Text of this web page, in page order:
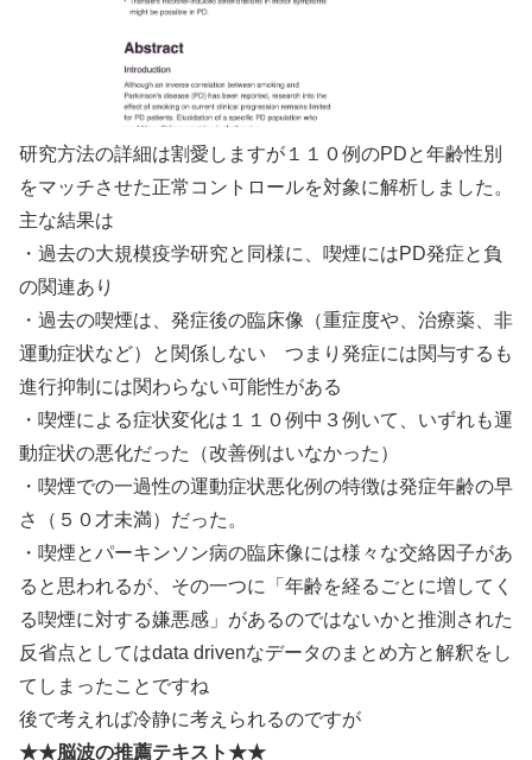
研究方法の詳細は割愛しますが１１０例のPDと年齢性別
をマッチさせた正常コントロールを対象に解析しました。
主な結果は
・過去の大規模疫学研究と同様に、喫煙にはPD発症と負
の関連あり
・過去の喫煙は、発症後の臨床像（重症度や、治療薬、非
運動症状など）と関係しない つまり発症には関与するも
進行抑制には関わらない可能性がある
・喫煙による症状変化は１１０例中３例いて、いずれも運
動症状の悪化だった（改善例はいなかった）
・喫煙での一過性の運動症状悪化例の特徴は発症年齢の早
さ（５０才未満）だった。
・喫煙とパーキンソン病の臨床像には様々な交絡因子があ
ると思われるが、その一つに「年齢を経るごとに増してく
る喫煙に対する嫌悪感」があるのではないかと推測された
反省点としてはdata drivenなデータのまとめ方と解釈をし
てしまったことですね
後で考えれば冷静に考えられるのですが
★★脳波の推薦テキスト★★